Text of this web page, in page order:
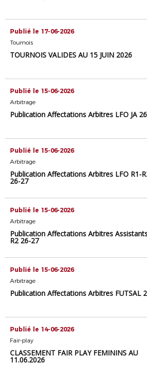
Publié le 17-06-2026
Tournois
TOURNOIS VALIDES AU 15 JUIN 2026
Publié le 15-06-2026
Arbitrage
Publication Affectations Arbitres LFO JA
Publié le 15-06-2026
Arbitrage
Publication Affectations Arbitres LFO R1-
26-27
Publié le 15-06-2026
Arbitrage
Publication Affectations Arbitres
R2 26-27
Publié le 15-06-2026
Arbitrage
Publication Affectations Arbitres FUTSAL
Publié le 14-06-2026
Fair-play
CLASSEMENT FAIR PLAY FEMININS AU
11.06.2026